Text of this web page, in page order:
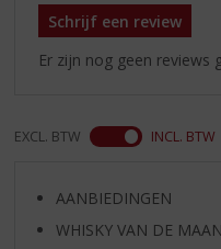
Schrijf een review
Er zijn nog geen
EXCL. BTW INCL. BTW
AANBIEDINGEN
WHISKY VAN DE